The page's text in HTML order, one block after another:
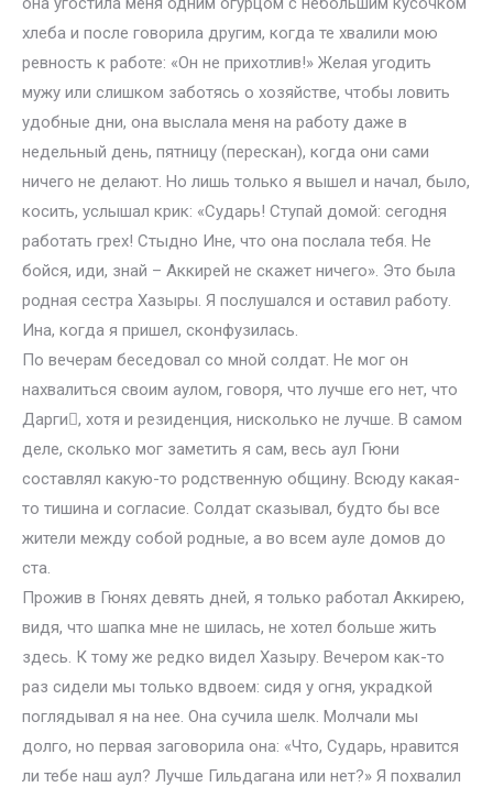
хлеба и после говорила другим, когда те хвалили мою
ревность к работе: «Он не прихотлив!» Желая угодить
мужу или слишком заботясь о хозяйстве, чтобы ловить
удобные дни, она выслала меня на работу даже в
недельный день, пятницу (перескан), когда они сами
ничего не делают. Но лишь только я вышел и начал, было,
косить, услышал крик: «Сударь! Ступай домой: сегодня
работать грех! Стыдно Ине, что она послала тебя. Не
бойся, иди, знай – Аккирей не скажет ничего». Это была
родная сестра Хазыры. Я послушался и оставил работу.
Ина, когда я пришел, сконфузилась.
По вечерам беседовал со мной солдат. Не мог он
нахвалиться своим аулом, говоря, что лучше его нет, что
Дарги, хотя и резиденция, нисколько не лучше. В самом
деле, сколько мог заметить я сам, весь аул Гюни
составлял какую-то родственную общину. Всюду какая-
то тишина и согласие. Солдат сказывал, будто бы все
жители между собой родные, а во всем ауле домов до
ста.
Прожив в Гюнях девять дней, я только работал Аккирею,
видя, что шапка мне не шилась, не хотел больше жить
здесь. К тому же редко видел Хазыру. Вечером как-то
раз сидели мы только вдвоем: сидя у огня, украдкой
поглядывал я на нее. Она сучила шелк. Молчали мы
долго, но первая заговорила она: «Что, Сударь, нравится
ли тебе наш аул? Лучше Гильдагана или нет?» Я похвалил